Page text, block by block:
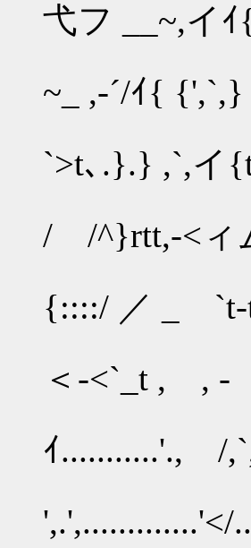
弋フ __~,イ
ﾑつー
~_ ,-´/ｲ{ {',`,}
ｲ ￣
`>t､.}.} ,`,イ
j ィ
/ /^}rtt,-<ィ
´
{::::/ ／ _ `t-t
＜-<`_t , , -
ｲ...........'., /